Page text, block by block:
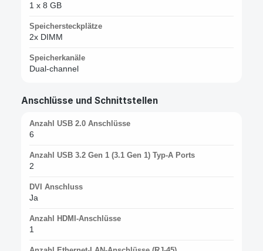
1 x 8 GB
Speichersteckplätze
2x DIMM
Speicherkanäle
Dual-channel
Anschlüsse und Schnittstellen
Anzahl USB 2.0 Anschlüsse
6
Anzahl USB 3.2 Gen 1 (3.1 Gen 1) Typ-A Ports
2
DVI Anschluss
Ja
Anzahl HDMI-Anschlüsse
1